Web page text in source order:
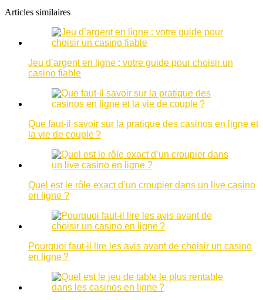
Articles similaires
Jeu d’argent en ligne : votre guide pour choisir un
casino fiable
Que faut-il savoir sur la pratique des casinos en ligne et
la vie de couple ?
Quel est le rôle exact d’un croupier dans un live casino
en ligne ?
Pourquoi faut-il lire les avis avant de choisir un casino
en ligne ?